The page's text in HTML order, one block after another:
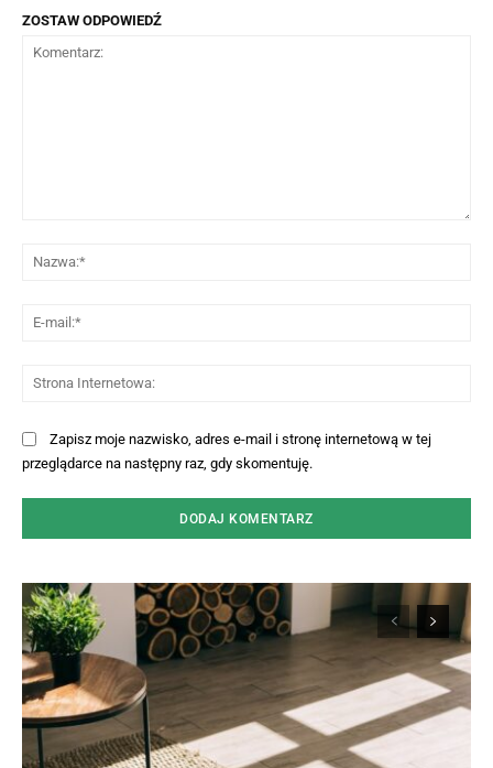
ZOSTAW ODPOWIEDŹ
Zapisz moje nazwisko, adres e-mail i stronę internetową w tej
przeglądarce na następny raz, gdy skomentuję.